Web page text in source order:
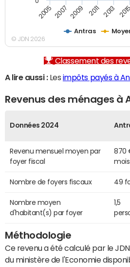
Antras
2005 2007 2009 2011 2013 2015
© JDN 2026
Classement des
A lire aussi :Les impôts payés à
Revenus des ménages à
Données 2024
Revenu mensuel moyen par
foyer fiscal
870
mois
Nombre de foyers fiscaux 49
Nombre moyen
d'habitant(s) par foyer
1,5
Méthodologie
Ce revenu a été calculé par le
du ministère de l'Economie